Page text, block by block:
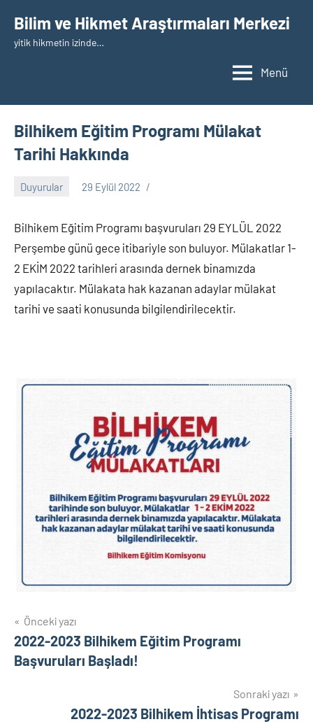
geçBilim ve Hikmet Araştırmaları Merkezi
yitik hikmetin izinde…
Menü
Bilhikem Eğitim Programı Mülakat
Tarihi Hakkında
Duyurular 29 Eylül 2022
nw_bhcenter
Bilhikem Eğitim Programı başvuruları 29 EYLÜL 2022
Perşembe günü gece itibariyle son buluyor. Mülakatlar 1-
2 EKİM 2022 tarihleri arasında dernek binamızda
yapılacaktır. Mülakata hak kazanan adaylar mülakat
tarihi ve saati konusunda bilgilendirilecektir.
Yazı
gezinmesi
Önceki yazı
2022-2023 Bilhikem Eğitim Programı
Başvuruları Başladı!
Sonraki yazı
2022-2023 Bilhikem İhtisas Programı